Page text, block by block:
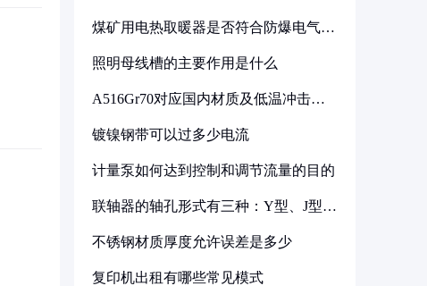
煤矿用电热取暖器是否符合防爆电气设
照明母线槽的主要作用是什么
A516Gr70对应国内材质及低温冲击要
镀镍钢带可以过多少电流
计量泵如何达到控制和调节流量的目的
联轴器的轴孔形式有三种：Y型、J型、
不锈钢材质厚度允许误差是多少
复印机出租有哪些常见模式